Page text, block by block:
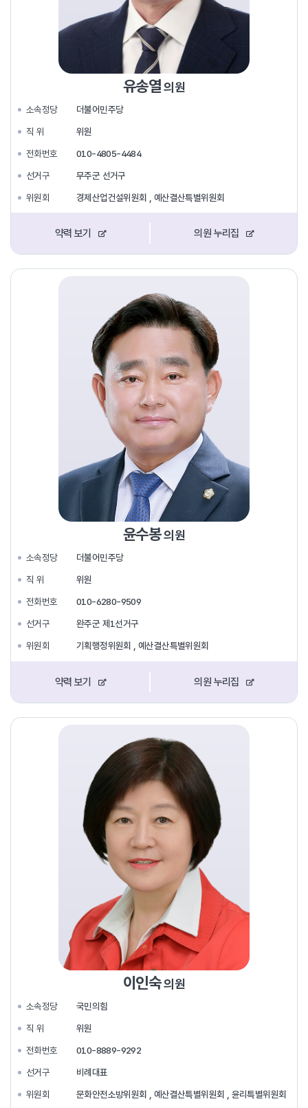
유송열의원
소속정당
더불어민주당
직 위
위원
전화번호
010-4805-4484
선거구
무주군 선거구
위원회
경제산업건설위원회 , 예산결산특별위원회
약력 보기 의원 누리집
윤수봉의원
소속정당
더불어민주당
직 위
위원
전화번호
010-6280-9509
선거구
완주군 제1선거구
위원회
기획행정위원회 , 예산결산특별위원회
약력 보기 의원 누리집
이인숙의원
소속정당
국민의힘
직 위
위원
전화번호
010-8889-9292
선거구
비례대표
위원회
문화안전소방위원회 , 예산결산특별위원회 , 윤리특별위원회